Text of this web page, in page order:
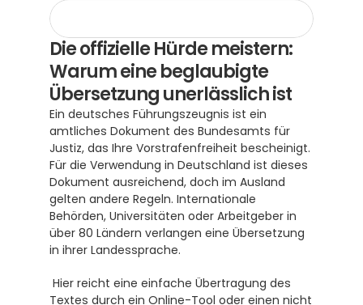
Die offizielle Hürde meistern:
Warum eine beglaubigte
Übersetzung unerlässlich ist
Ein deutsches Führungszeugnis ist ein
amtliches Dokument des Bundesamts für
Justiz, das Ihre Vorstrafenfreiheit bescheinigt.
Für die Verwendung in Deutschland ist dieses
Dokument ausreichend, doch im Ausland
gelten andere Regeln. Internationale
Behörden, Universitäten oder Arbeitgeber in
über 80 Ländern verlangen eine Übersetzung
in ihrer Landessprache.
Textes durch ein Online-Tool oder einen nicht